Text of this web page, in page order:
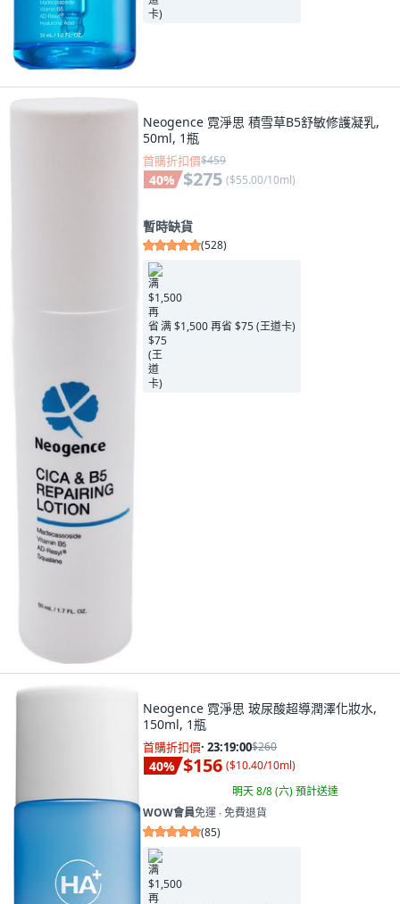
Neogence 霓淨思 積雪草B5舒敏修護凝乳,
50ml, 1瓶
首購折扣價$459
40% $275 ($55.00/10ml)
暫時缺貨
(528)
满 $1,500 再省 $75 (王道卡)
Neogence 霓淨思 玻尿酸超導潤澤化妝水,
150ml, 1瓶
首購折扣價· 23:18:58$260
40% $156 ($10.40/10ml)
明天 8/8 (六)預計送達
WOW會員免運 ∙ 免費退貨
(85)